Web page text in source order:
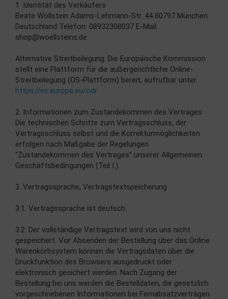
1. Identität des Verkäufers
Beate Wöllstein Adams-Lehmann-Str. 44 80797 München
Deutschland Telefon: 08932308037 E-Mail:
shop@woellsteins.de
Alternative Streitbeilegung: Die Europäische Kommission
stellt eine Plattform für die außergerichtliche Online-
Streitbeilegung (OS-Plattform) bereit, aufrufbar unter.
https://ec.europa.eu/odr
2. Informationen zum Zustandekommen des Vertrages
Die technischen Schritte zum Vertragsschluss, der
Vertragsschluss selbst und die Korrekturmöglichkeiten
erfolgen nach Maßgabe der Regelungen
"Zustandekommen des Vertrages" unserer Allgemeinen
Geschäftsbedingungen (Teil I.).
3. Vertragssprache, Vertragstextspeicherung
3.1. Vertragssprache ist deutsch.
3.2. Der vollständige Vertragstext wird von uns nicht
gespeichert. Vor Absenden der Bestellung über das Online
Warenkorbsystem können die Vertragsdaten über die
Druckfunktion des Browsers ausgedruckt oder
elektronisch gesichert werden. Nach Zugang der
Bestellung bei uns werden die Bestelldaten, die gesetzlich
vorgeschriebenen Informationen bei Fernabsatzverträgen